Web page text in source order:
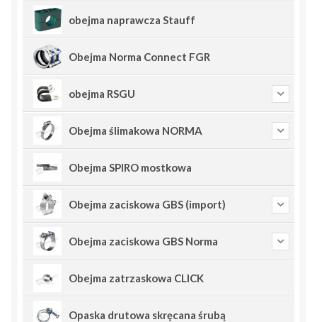
obejma naprawcza Stauff
Obejma Norma Connect FGR
obejma RSGU
Obejma ślimakowa NORMA
Obejma SPIRO mostkowa
Obejma zaciskowa GBS (import)
Obejma zaciskowa GBS Norma
Obejma zatrzaskowa CLICK
Opaska drutowa skręcana śrubą